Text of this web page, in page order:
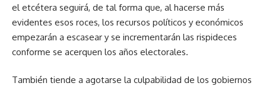
el etcétera seguirá, de tal forma que, al hacerse más
evidentes esos roces, los recursos políticos y económicos
empezarán a escasear y se incrementarán las rispideces
conforme se acerquen los años electorales.
También tiende a agotarse la culpabilidad de los gobiernos